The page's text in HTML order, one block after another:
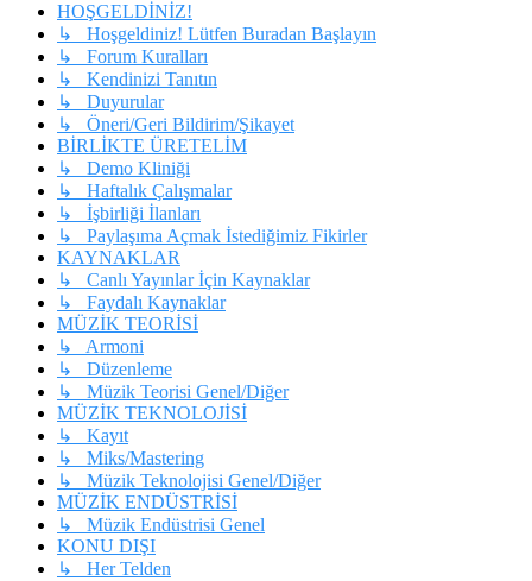
HOŞGELDİNİZ!
↳ Hoşgeldiniz! Lütfen Buradan Başlayın
↳ Forum Kuralları
↳ Kendinizi Tanıtın
↳ Duyurular
↳ Öneri/Geri Bildirim/Şikayet
BİRLİKTE ÜRETELİM
↳ Demo Kliniği
↳ Haftalık Çalışmalar
↳ İşbirliği İlanları
↳ Paylaşıma Açmak İstediğimiz Fikirler
KAYNAKLAR
↳ Canlı Yayınlar İçin Kaynaklar
↳ Faydalı Kaynaklar
MÜZİK TEORİSİ
↳ Armoni
↳ Düzenleme
↳ Müzik Teorisi Genel/Diğer
MÜZİK TEKNOLOJİSİ
↳ Kayıt
↳ Miks/Mastering
↳ Müzik Teknolojisi Genel/Diğer
MÜZİK ENDÜSTRİSİ
↳ Müzik Endüstrisi Genel
KONU DIŞI
↳ Her Telden